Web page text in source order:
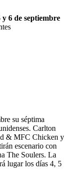
y 6 de septiembre
su séptima
Carlton
& MFC Chicken y
escenario con
The Soulers. La
lugar los días 4, 5